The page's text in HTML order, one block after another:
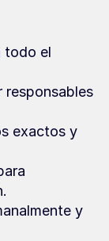
todo el
responsables
exactos y
y